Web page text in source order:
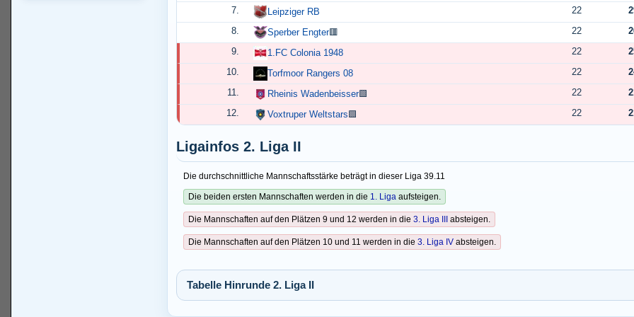
7.
Leipziger RB 22
8.
Sperber Engter🟥 22
9.
1.FC Colonia 1948 22
10.
Torfmoor Rangers 08 22
11.
Rheinis Wadenbeisser🟩 22
12.
Voxtruper Weltstars🟩 22
Ligainfos 2. Liga II
Die durchschnittliche Mannschaftsstärke beträgt in dieser Liga 39.11
Die beiden ersten Mannschaften werden in die 1. Liga aufsteigen.
Die Mannschaften auf den Plätzen 9 und 12 werden in die 3. Liga III absteigen.
Die Mannschaften auf den Plätzen 10 und 11 werden in die 3. Liga IV absteigen.
Tabelle Hinrunde 2. Liga II